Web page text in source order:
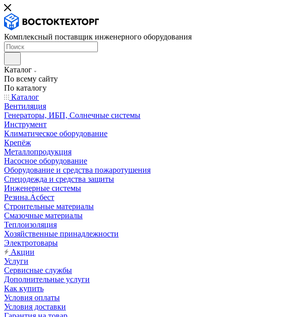
Комплексный поставщик инженерного оборудования
Каталог
По всему сайту
По каталогу
Каталог
Вентиляция
Генераторы, ИБП, Солнечные системы
Инструмент
Климатическое оборудование
Крепёж
Металлопродукция
Насосное оборудование
Оборудование и средства пожаротушения
Спецодежда и средства защиты
Инженерные системы
Резина.Асбест
Строительные материалы
Смазочные материалы
Теплоизоляция
Хозяйственные принадлежности
Электротовары
Акции
Услуги
Сервисные службы
Дополнительные услуги
Как купить
Условия оплаты
Условия доставки